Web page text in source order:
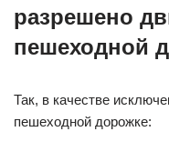
разрешено
пешеходной
Так, в качестве
пешеходной дорожке: